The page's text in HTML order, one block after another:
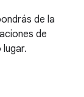
de la
de